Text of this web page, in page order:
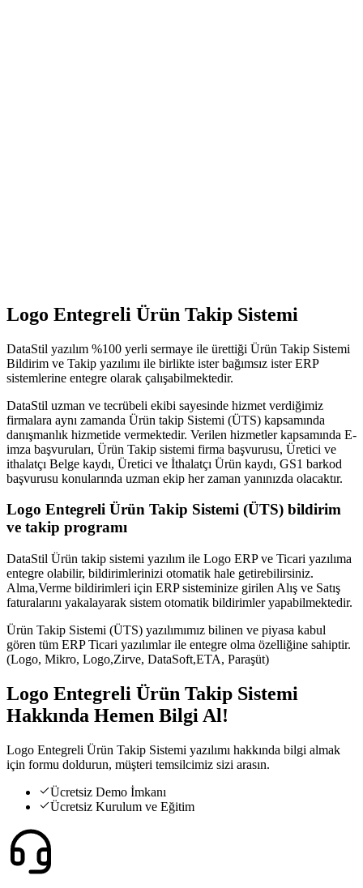
Logo Entegreli Ürün Takip Sistemi
DataStil yazılım %100 yerli sermaye ile ürettiği Ürün Takip Sistemi
Bildirim ve Takip yazılımı ile birlikte ister bağımsız ister ERP
sistemlerine entegre olarak çalışabilmektedir.
DataStil uzman ve tecrübeli ekibi sayesinde hizmet verdiğimiz
firmalara aynı zamanda Ürün takip Sistemi (ÜTS) kapsamında
danışmanlık hizmetide vermektedir. Verilen hizmetler kapsamında E-
imza başvuruları, Ürün Takip sistemi firma başvurusu, Üretici ve
ithalatçı Belge kaydı, Üretici ve İthalatçı Ürün kaydı, GS1 barkod
başvurusu konularında uzman ekip her zaman yanınızda olacaktır.
Logo Entegreli Ürün Takip Sistemi (ÜTS) bildirim
ve takip programı
DataStil Ürün takip sistemi yazılım ile Logo ERP ve Ticari yazılıma
entegre olabilir, bildirimlerinizi otomatik hale getirebilirsiniz.
Alma,Verme bildirimleri için ERP sisteminize girilen Alış ve Satış
faturalarını yakalayarak sistem otomatik bildirimler yapabilmektedir.
Ürün Takip Sistemi (ÜTS) yazılımımız bilinen ve piyasa kabul
gören tüm ERP Ticari yazılımlar ile entegre olma özelliğine sahiptir.
(Logo, Mikro, Logo,Zirve, DataSoft,ETA, Paraşüt)
Logo Entegreli Ürün Takip Sistemi
Hakkında Hemen Bilgi Al!
Logo Entegreli Ürün Takip Sistemi yazılımı hakkında bilgi almak
için formu doldurun, müşteri temsilcimiz sizi arasın.
Ücretsiz Demo İmkanı
Ücretsiz Kurulum ve Eğitim